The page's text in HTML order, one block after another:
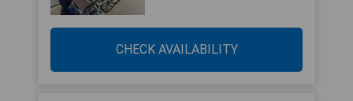
CHECK AVAILABILITY